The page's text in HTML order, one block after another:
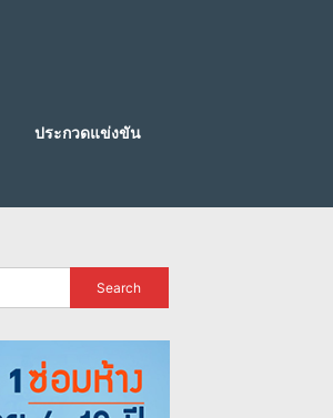
ประกวดแข่งขัน